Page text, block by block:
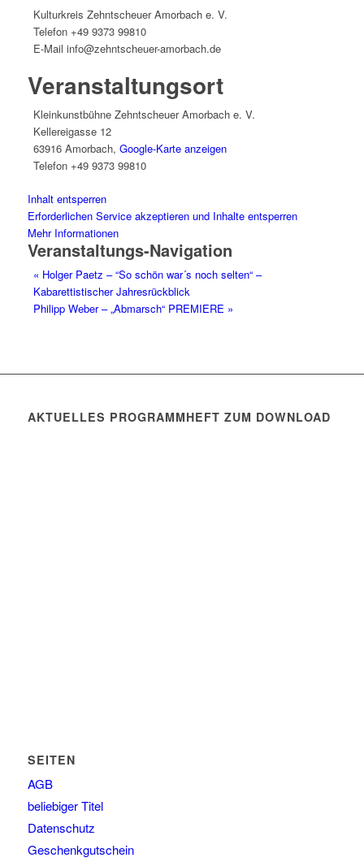
Kulturkreis Zehntscheuer Amorbach e. V.
Telefon +49 9373 99810
E-Mail info@zehntscheuer-amorbach.de
Veranstaltungsort
Kleinkunstbühne Zehntscheuer Amorbach e. V.
Kellereigasse 12
63916 Amorbach, Google-Karte anzeigen
Telefon +49 9373 99810
Inhalt entsperren
Erforderlichen Service akzeptieren und Inhalte entsperren
Mehr Informationen
Veranstaltungs-Navigation
« Holger Paetz – “So schön war´s noch selten“ –
Kabarettistischer Jahresrückblick
Philipp Weber – „Abmarsch“ PREMIERE »
AKTUELLES PROGRAMMHEFT ZUM DOWNLOAD
SEITEN
AGB
beliebiger Titel
Datenschutz
Geschenkgutschein